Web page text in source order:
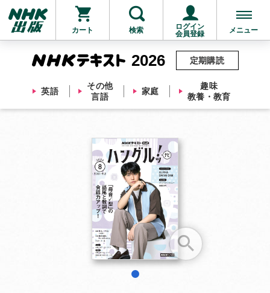
カート 検索
ログイン
会員登録
メニュー
2026
英語
その他
言語
家庭
趣味
教養・教育
定期購読
他にも商品を買う